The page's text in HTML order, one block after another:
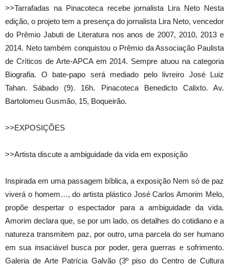
>>Tarrafadas na Pinacoteca recebe jornalista Lira Neto Nesta
edição, o projeto tem a presença do jornalista Lira Neto, vencedor
do Prêmio Jabuti de Literatura nos anos de 2007, 2010, 2013 e
2014. Neto também conquistou o Prêmio da Associação Paulista
de Críticos de Arte-APCA em 2014. Sempre atuou na categoria
Biografia. O bate-papo será mediado pelo livreiro José Luiz
Tahan. Sábado (9). 16h. Pinacoteca Benedicto Calixto. Av.
Bartolomeu Gusmão, 15, Boqueirão.
>>EXPOSIÇÕES
>>Artista discute a ambiguidade da vida em exposição
Inspirada em uma passagem bíblica, a exposição Nem só de paz
viverá o homem…, do artista plástico José Carlos Amorim Melo,
propõe despertar o espectador para a ambiguidade da vida.
Amorim declara que, se por um lado, os detalhes do cotidiano e a
natureza transmitem paz, por outro, uma parcela do ser humano
em sua insaciável busca por poder, gera guerras e sofrimento.
Galeria de Arte Patrícia Galvão (3º piso do Centro de Cultura